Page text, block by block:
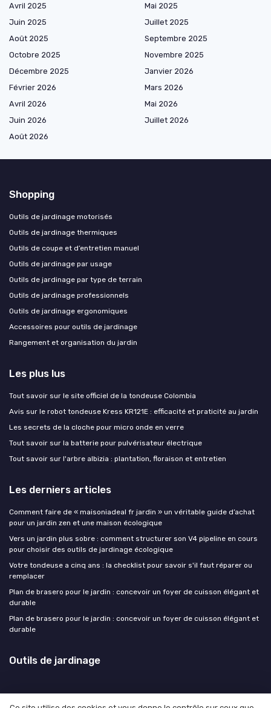
Avril 2025
Mai 2025
Juin 2025
Juillet 2025
Août 2025
Septembre 2025
Octobre 2025
Novembre 2025
Décembre 2025
Janvier 2026
Février 2026
Mars 2026
Avril 2026
Mai 2026
Juin 2026
Juillet 2026
Août 2026
Shopping
Outils de jardinage motorisés
Outils de jardinage thermiques
Outils de coupe et d’entretien manuel
Outils de jardinage par usage
Outils de jardinage par type de terrain
Outils de jardinage professionnels
Outils de jardinage ergonomiques
Accessoires pour outils de jardinage
Rangement et organisation du jardin
Les plus lus
Tout savoir sur le site officiel de la tondeuse Colombia
Avis sur le robot tondeuse Kress KR121E : efficacité et praticité au jardin
Les secrets de la cloche pour micro onde en verre
Tout savoir sur la batterie pour pulvérisateur électrique
Tout savoir sur l'arbre albizia : plantation, floraison et entretien
Les derniers articles
Comment faire de « maisoniadeal fr jardin » un véritable guide d’achat
pour un jardin zen et une maison écologique
Vers un jardin plus sobre : comment structurer son V4 pipeline en cours
pour choisir des outils de jardinage écologique
Votre tondeuse a cinq ans : la checklist pour savoir s'il faut réparer ou
remplacer
Plan de brasero pour le jardin : concevoir un foyer de cuisson élégant et
durable
Plan de brasero pour le jardin : concevoir un foyer de cuisson élégant et
durable
Outils de jardinage